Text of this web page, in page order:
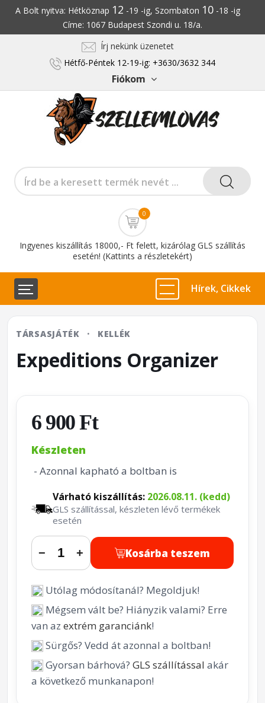
A Bolt nyitva: Hétköznap 12 -19 -ig, Szombaton 10-18 -ig
Címe: 1067 Budapest Szondi u. 18/a.
Írj nekünk üzenetet
Hétfő-Péntek 12-19-ig: +3630/3632 344
Fiókom
0
Ingyenes kiszállítás 18000,- Ft felett, kizárólag GLS szállítás
esetén! (Kattints a részletekért)
Hírek, Cikkek
TÁRSASJÁTÉK · KELLÉK
Expeditions Organizer
6 900 Ft
Készleten
- Azonnal kapható a boltban is
Várható kiszállítás: 2026.08.11. (kedd)
GLS szállítással, készleten lévő termékek
esetén
− + Kosárba teszem
Utólag módosítanál? Megoldjuk!
Mégsem vált be? Hiányzik valami? Erre
van az extrém garanciánk!
Sürgős? Vedd át azonnal a boltban!
Gyorsan bárhová? GLS szállítással akár
a következő munkanapon!